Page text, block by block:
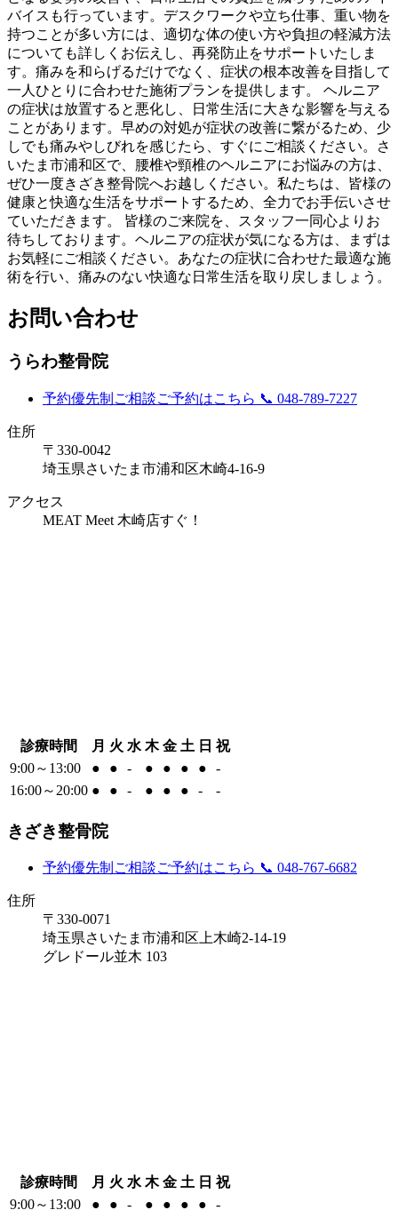
バイスも行っています。デスクワークや立ち仕事、重い物を
持つことが多い方には、適切な体の使い方や負担の軽減方法
についても詳しくお伝えし、再発防止をサポートいたしま
す。痛みを和らげるだけでなく、症状の根本改善を目指して
一人ひとりに合わせた施術プランを提供します。 ヘルニア
の症状は放置すると悪化し、日常生活に大きな影響を与える
ことがあります。早めの対処が症状の改善に繋がるため、少
しでも痛みやしびれを感じたら、すぐにご相談ください。さ
いたま市浦和区で、腰椎や頸椎のヘルニアにお悩みの方は、
ぜひ一度きざき整骨院へお越しください。私たちは、皆様の
健康と快適な生活をサポートするため、全力でお手伝いさせ
ていただきます。 皆様のご来院を、スタッフ一同心よりお
待ちしております。ヘルニアの症状が気になる方は、まずは
お気軽にご相談ください。あなたの症状に合わせた最適な施
術を行い、痛みのない快適な日常生活を取り戻しましょう。
お問い合わせ
うらわ整骨院
予約優先制 ご相談ご予約はこちら 📞 048-789-7227
住所
〒330-0042
埼玉県さいたま市浦和区木崎4-16-9
アクセス
MEAT Meet 木崎店すぐ！
診療時間 月 火 水 木 金 土 日 祝
9:00～13:00
● ● - ● ● ● ●
-
16:00～20:00 ● ● - ● ● ● - -
きざき整骨院
予約優先制 ご相談ご予約はこちら 📞 048-767-6682
住所
〒330-0071
埼玉県さいたま市浦和区上木崎2-14-19
グレドール並木 103
診療時間 月 火 水 木 金 土 日 祝
9:00～13:00
● ● - ● ● ● ●
-